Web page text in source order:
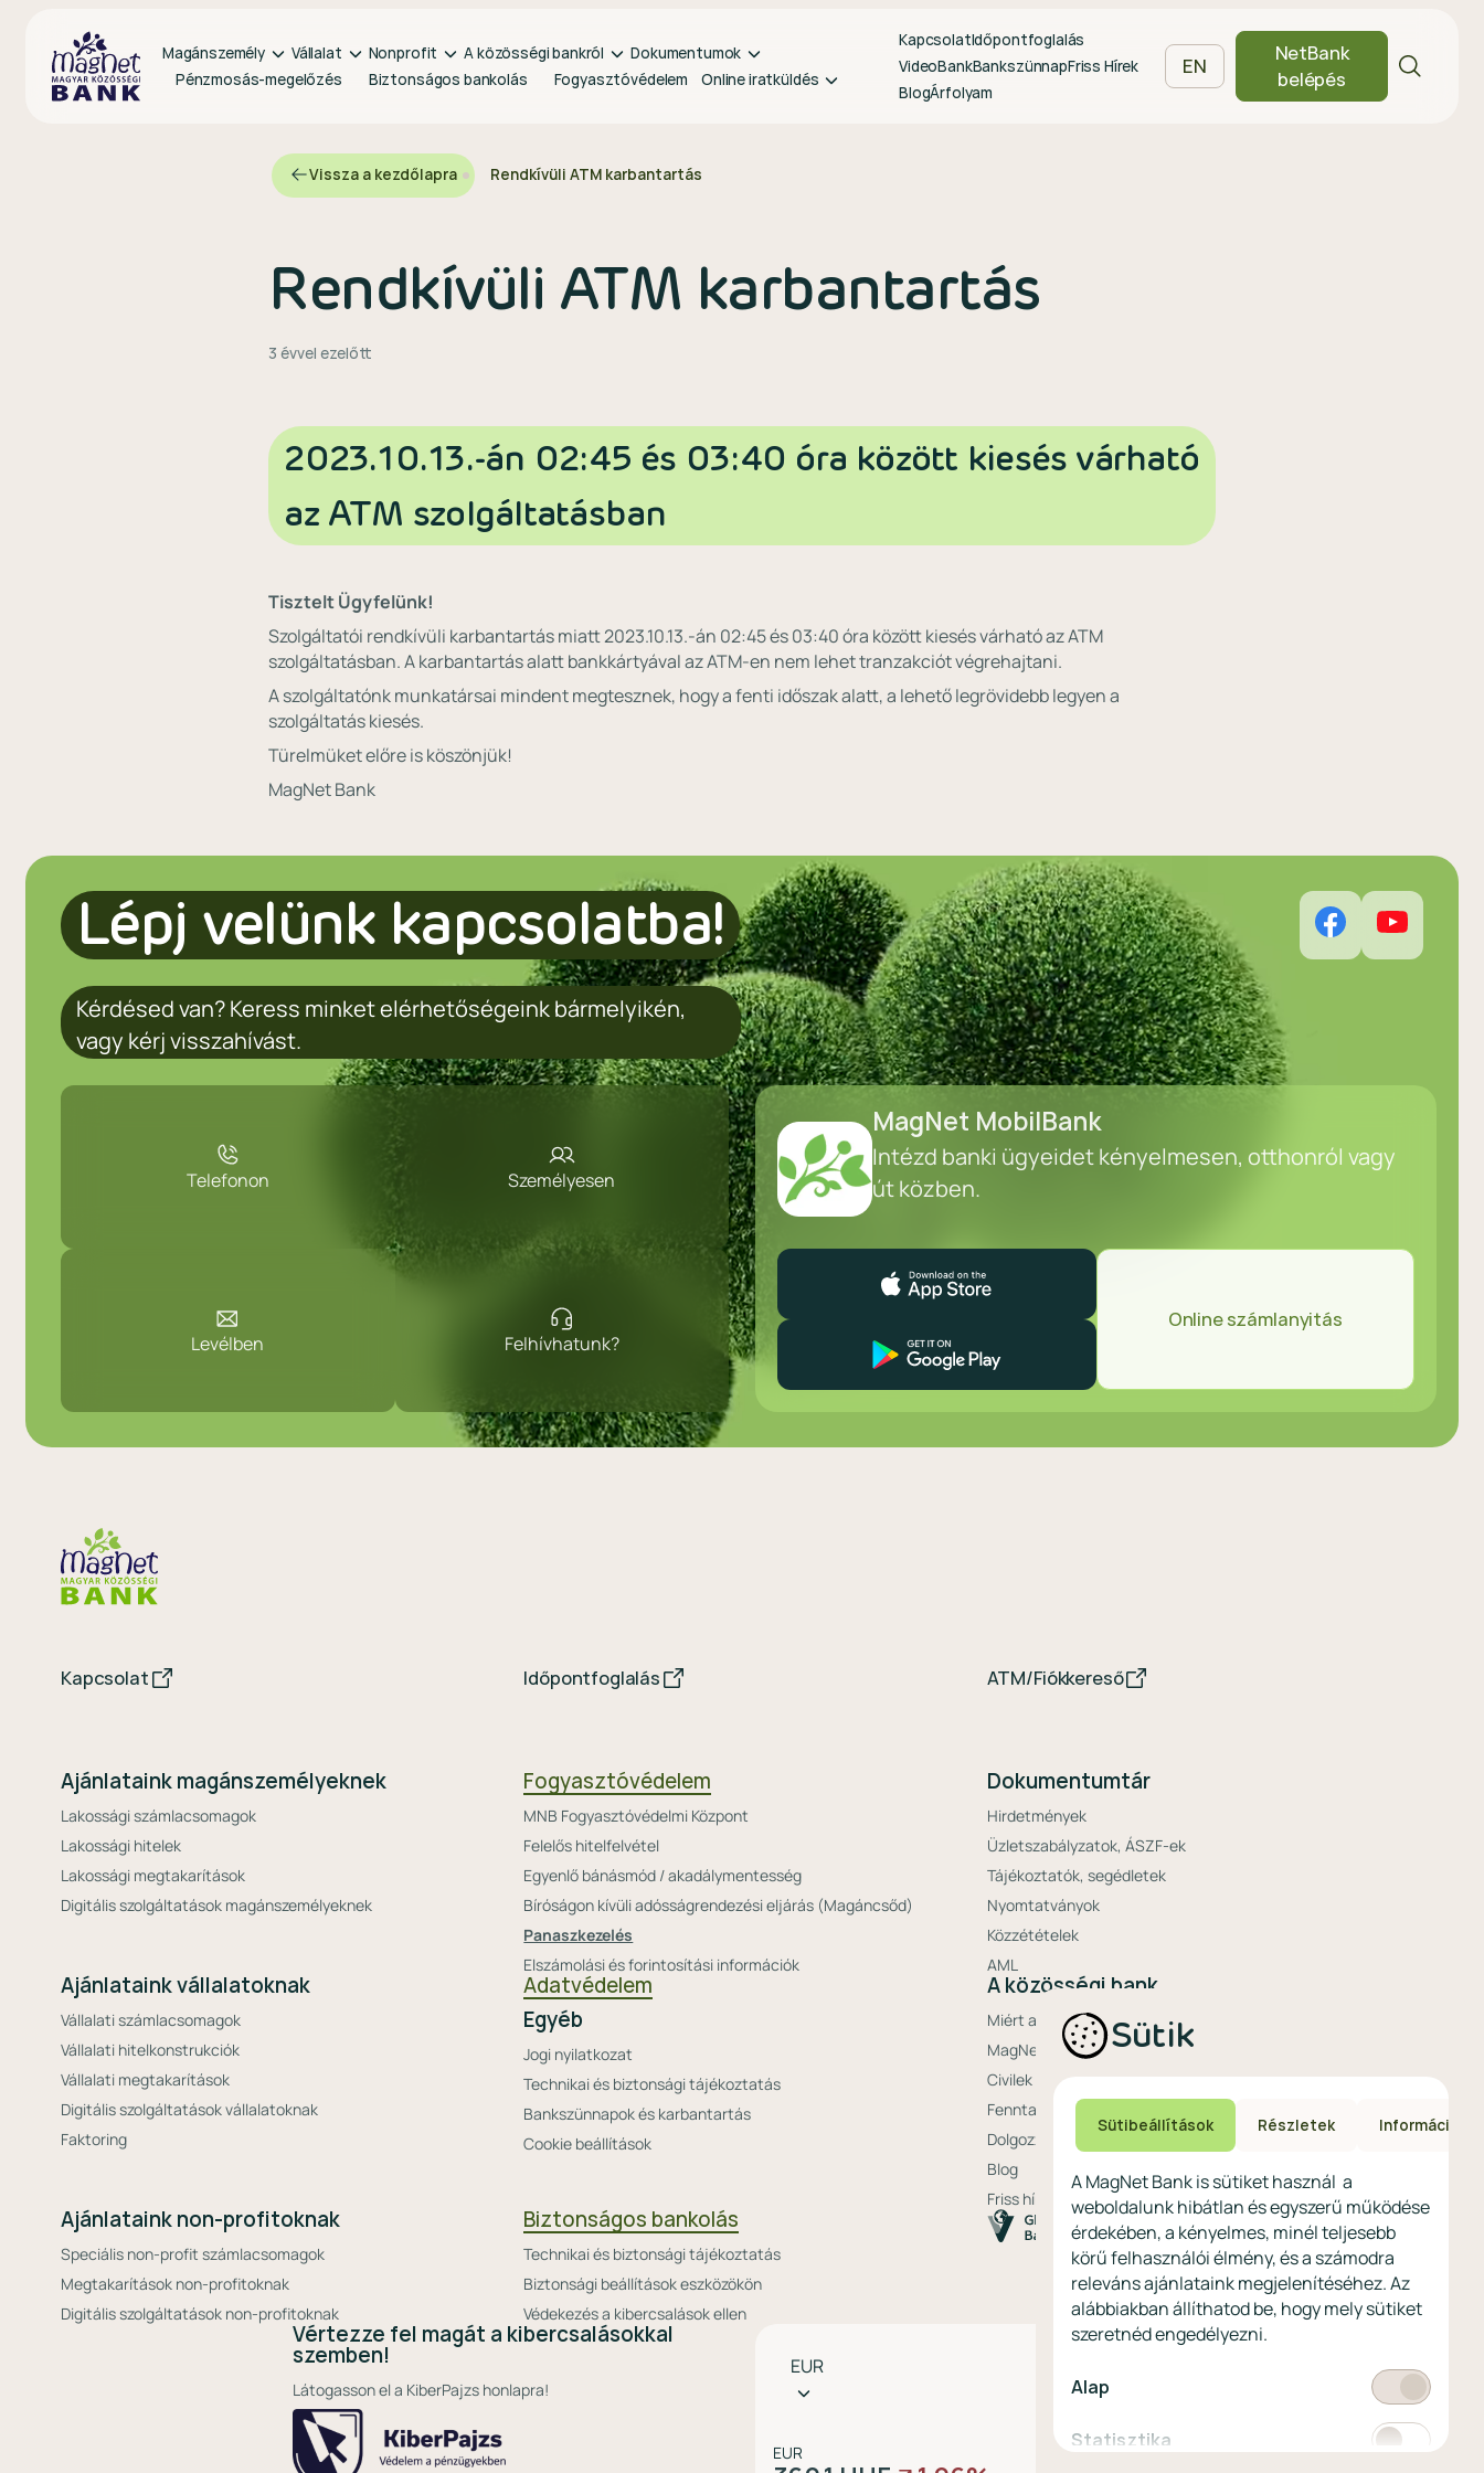
Magánszemély Vállalat Nonprofit A közösségi bankról
Dokumentumok
Pénzmosás-megelőzés
Biztonságos bankolás Fogyasztóvédelem Online iratküldés
KapcsolatIdőpontfoglalás
VideoBankBankszünnapFriss Hírek
BlogÁrfolyam
EN
NetBank
belépés
Vissza a kezdőlapra Rendkívüli ATM karbantartás
Rendkívüli ATM karbantartás
3 évvel ezelőtt
2023.10.13.-án 02:45 és 03:40 óra között kiesés várható
az ATM szolgáltatásban
Tisztelt Ügyfelünk!
Szolgáltatói rendkívüli karbantartás miatt 2023.10.13.-án 02:45 és 03:40 óra között kiesés várható az ATM
szolgáltatásban. A karbantartás alatt bankkártyával az ATM-en nem lehet tranzakciót végrehajtani.
A szolgáltatónk munkatársai mindent megtesznek, hogy a fenti időszak alatt, a lehető legrövidebb legyen a
szolgáltatás kiesés.
Türelmüket előre is köszönjük!
MagNet Bank
Lépj velünk kapcsolatba!
Kérdésed van? Keress minket elérhetőségeink bármelyikén,
vagy kérj visszahívást.
Telefonon Személyesen
Levélben Felhívhatunk?
MagNet MobilBank
Intézd banki ügyeidet kényelmesen, otthonról vagy
út közben.
Online számlanyitás
Kapcsolat Időpontfoglalás ATM/Fiókkereső
Ajánlataink magánszemélyeknek
Lakossági számlacsomagok
Lakossági hitelek
Lakossági megtakarítások
Digitális szolgáltatások magánszemélyeknek
Fogyasztóvédelem
MNB Fogyasztóvédelmi Központ
Felelős hitelfelvétel
Egyenlő bánásmód / akadálymentesség
Bíróságon kívüli adósságrendezési eljárás (Magáncsőd)
Panaszkezelés
Elszámolási és forintosítási információk
Dokumentumtár
Hirdetmények
Üzletszabályzatok, ÁSZF-ek
Tájékoztatók, segédletek
Nyomtatványok
Közzétételek
AML
Ajánlataink vállalatoknak
Vállalati számlacsomagok
Vállalati hitelkonstrukciók
Vállalati megtakarítások
Digitális szolgáltatások vállalatoknak
Faktoring
Adatvédelem
Egyéb
Jogi nyilatkozat
Technikai és biztonsági tájékoztatás
Bankszünnapok és karbantartás
Cookie beállítások
A közösségi bank
Miért a MagNet?
MagNet Extrák
Civilek bankja
Fenntarthatóság a MagNetnél
Dolgozz nálunk
Blog
Friss hírek
Ajánlataink non-profitoknak
Speciális non-profit számlacsomagok
Megtakarítások non-profitoknak
Digitális szolgáltatások non-profitoknak
Biztonságos bankolás
Technikai és biztonsági tájékoztatás
Biztonsági beállítások eszközökön
Védekezés a kibercsalások ellen
Vértezze fel magát a kibercsalásokkal
szemben!
Látogasson el a KiberPajzs honlapra!
választó
EUR
EUR
Sütik
Sütibeállítások Részletek Információ
A MagNet Bank is sütiket használ a
weboldalunk hibátlan és egyszerű működése
érdekében, a kényelmes, minél teljesebb
körű felhasználói élmény, és a számodra
releváns ajánlataink megjelenítéséhez. Az
alábbiakban állíthatod be, hogy mely sütiket
szeretnéd engedélyezni.
Alap Kötelező
Statisztika Statisztikai